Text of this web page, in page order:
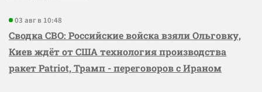
03 авг в 10:48
Сводка СВО: Российские войска взяли Ольговку,
Киев ждёт от США технология производства
ракет Patriot, Трамп - переговоров с Ираном